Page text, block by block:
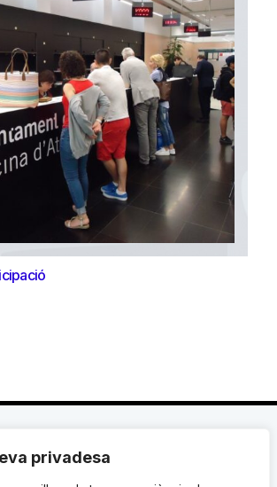
privadesa
2n | 08002 Barcelona |